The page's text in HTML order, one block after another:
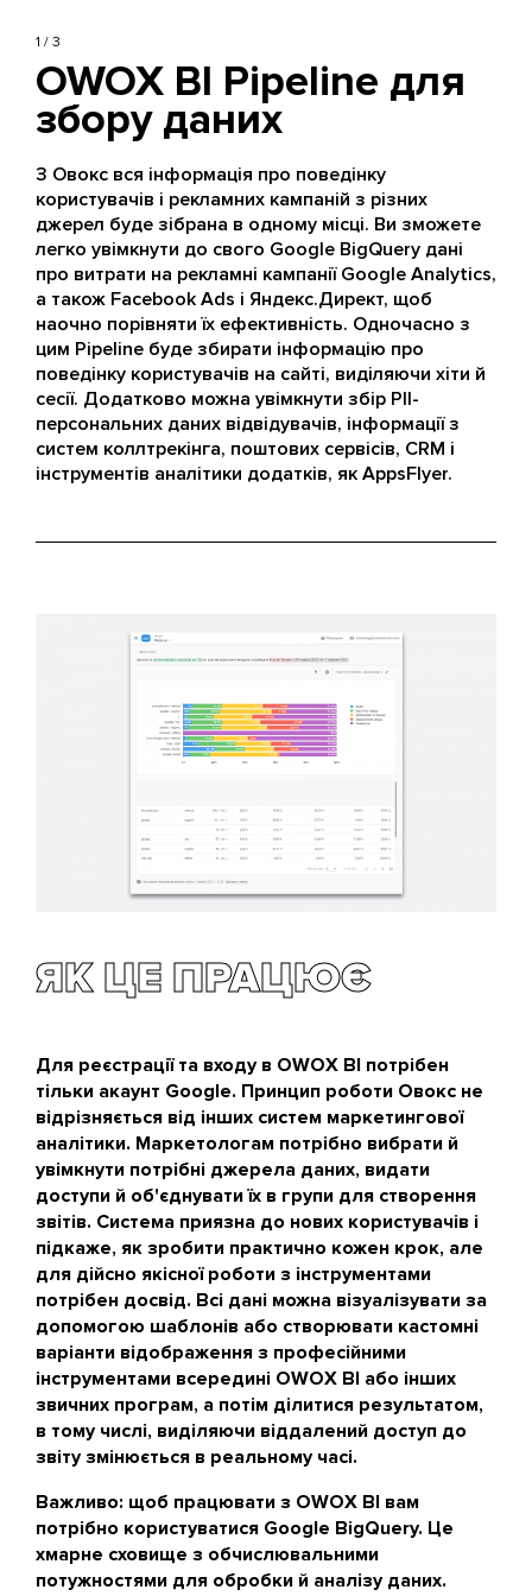
OWOX BI Pipeline для
збору даних
1 / 3
З Овокс вся інформація про поведінку
користувачів і рекламних кампаній з різних
джерел буде зібрана в одному місці. Ви зможете
легко увімкнути до свого Google BigQuery дані
про витрати на рекламні кампанії Google Analytics,
а також Facebook Ads і Яндекс.Директ, щоб
наочно порівняти їх ефективність. Одночасно з
цим Pipeline буде збирати інформацію про
поведінку користувачів на сайті, виділяючи хіти й
сесії. Додатково можна увімкнути збір PII-
персональних даних відвідувачів, інформації з
систем коллтрекінга, поштових сервісів, CRM і
інструментів аналітики додатків, як AppsFlyer.
ЯК ЦЕ ПРАЦЮЄ
Для реєстрації та входу в OWOX BI потрібен
тільки акаунт Google. Принцип роботи Овокс не
відрізняється від інших систем маркетингової
аналітики. Маркетологам потрібно вибрати й
увімкнути потрібні джерела даних, видати
доступи й об'єднувати їх в групи для створення
звітів. Система приязна до нових користувачів і
підкаже, як зробити практично кожен крок, але
для дійсно якісної роботи з інструментами
потрібен досвід. Всі дані можна візуалізувати за
допомогою шаблонів або створювати кастомні
варіанти відображення з професійними
інструментами всередині OWOX BI або інших
звичних програм, а потім ділитися результатом,
в тому числі, виділяючи віддалений доступ до
звіту змінюється в реальному часі.
Важливо: щоб працювати з OWOX BI вам
потрібно користуватися Google BigQuery. Це
хмарне сховище з обчислювальними
потужностями для обробки й аналізу даних.